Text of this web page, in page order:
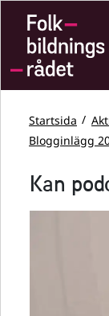
Startsida
Blogginlägg
Kan